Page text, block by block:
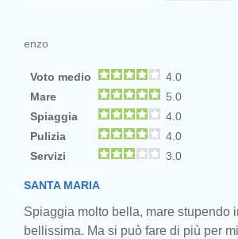
enzo
Voto medio
4.0
Mare
5.0
Spiaggia
4.0
Pulizia
4.0
Servizi
3.0
SANTA MARIA
Spiaggia molto bella, mare stupendo
bellissima. Ma si può fare di più per